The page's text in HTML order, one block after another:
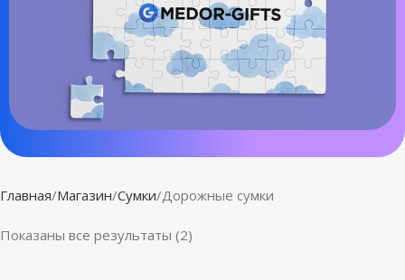
Главная Магазин Сумки Дорожные сумки
Показаны все результаты (2)